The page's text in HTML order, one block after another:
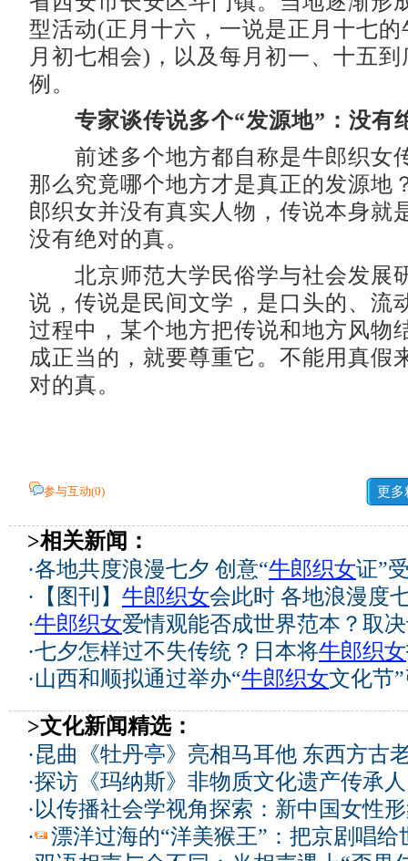
型活动(正月十六，一说是正月十七
月初七相会)，以及每月初一、十五
例。
专家谈传说多个“发源地”：没有
前述多个地方都自称是牛郎织女
那么究竟哪个地方才是真正的发源地
郎织女并没有真实人物，传说本身就
没有绝对的真。
北京师范大学民俗学与社会发展
说，传说是民间文学，是口头的、流
过程中，某个地方把传说和地方风物
成正当的，就要尊重它。不能用真假
对的真。
参与互动(0) 更多
>相关新闻：
·各地共度浪漫七夕 创意“牛郎织女证”
· 【图刊】 牛郎织女会此时 各地浪漫度
·牛郎织女爱情观能否成世界范本？取
·七夕怎样过不失传统？日本将牛郎织女
·山西和顺拟通过举办“牛郎织女文化节
>文化新闻精选：
·昆曲《牡丹亭》亮相马耳他 东西方古
·探访《玛纳斯》非物质文化遗产传承
·以传播社会学视角探索：新中国女性
·
漂洋过海的“洋美猴王”：把京剧唱给